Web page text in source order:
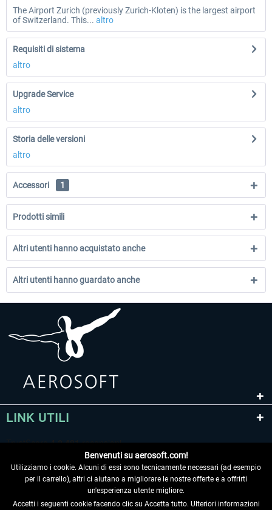
The Airport Zurich (previously Zurich-Kloten) is the largest airport
of Switzerland. This... altro
Requisiti di sistema
altro
Upgrade Service
altro
Storia delle versioni
altro
Accessori 1
Prodotti simili
Altri utenti hanno acquistato anche
Altri utenti hanno guardato anche
LINK UTILI
Benvenuti su aerosoft.com!
Utilizziamo i cookie. Alcuni di essi sono tecnicamente necessari (ad esempio
per il carrello), altri ci aiutano a migliorare le nostre offerte e a offrirti
un'esperienza utente migliore.
Accetti i seguenti cookie facendo clic su Accetta tutto. Ulteriori informazioni